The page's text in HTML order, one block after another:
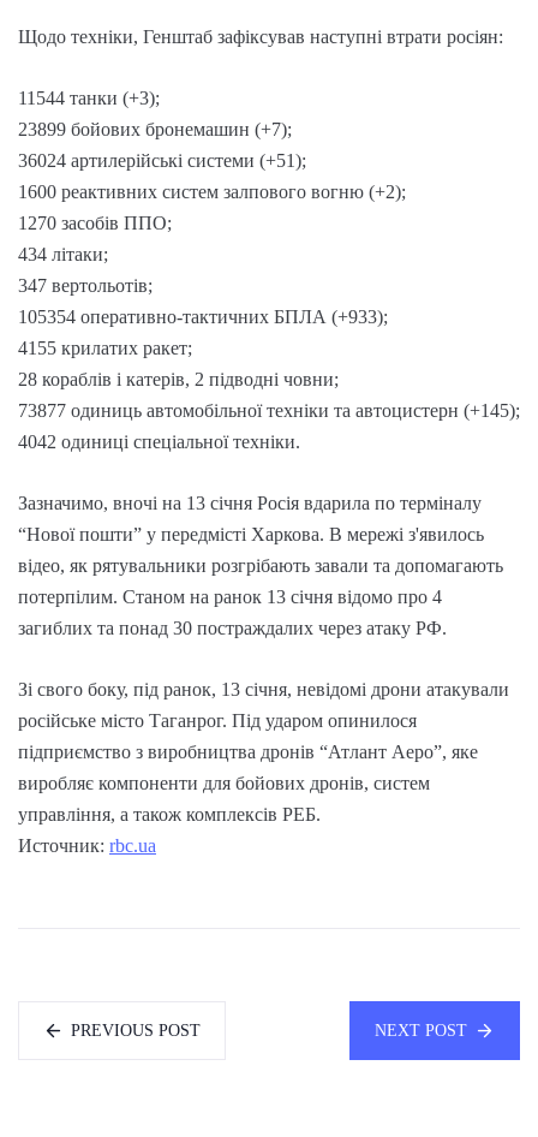
Щодо техніки, Генштаб зафіксував наступні втрати росіян:
11544 танки (+3);
23899 бойових бронемашин (+7);
36024 артилерійські системи (+51);
1600 реактивних систем залпового вогню (+2);
1270 засобів ППО;
434 літаки;
347 вертольотів;
105354 оперативно-тактичних БПЛА (+933);
4155 крилатих ракет;
28 кораблів і катерів, 2 підводні човни;
73877 одиниць автомобільної техніки та автоцистерн (+145);
4042 одиниці спеціальної техніки.
Зазначимо, вночі на 13 січня Росія вдарила по терміналу
“Нової пошти” у передмісті Харкова. В мережі з'явилось
відео, як рятувальники розгрібають завали та допомагають
потерпілим. Станом на ранок 13 січня відомо про 4
загиблих та понад 30 постраждалих через атаку РФ.
Зі свого боку, під ранок, 13 січня, невідомі дрони атакували
російське місто Таганрог. Під ударом опинилося
підприємство з виробництва дронів “Атлант Аеро”, яке
виробляє компоненти для бойових дронів, систем
управління, а також комплексів РЕБ.
Источник: rbc.ua
PREVIOUS POST NEXT POST